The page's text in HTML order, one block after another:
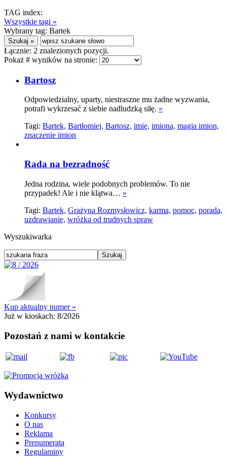
TAG index:
Wszystkie tagi »
Wybrany tag: Bartek
Łącznie: 2 znalezionych pozycji.
Pokaż # wyników na stronie:
Bartosz
Odpowiedzialny, uparty, niestraszne mu żadne wyzwania,
potrafi wykrzesać z siebie nadludzką siłę. »
Tagi: Bartek, Bartłomiej, Bartosz, imię, imiona, magia imion,
znaczenie imion
Rada na bezradność
Jedna rodzina, wiele podobnych problemów. To nie
przypadek! Ale i nie klątwa… »
Tagi: Bartek, Grażyna Rozmysłowicz, karma, pomoc, porada,
uzdrawianie, wróżka od trudnych spraw
Wyszukiwarka
Kup aktualny numer »
Już w kioskach: 8/2026
Pozostań z nami w kontakcie
Wydawnictwo
Konkursy
O nas
Reklama
Prenumerata
Regulaminy